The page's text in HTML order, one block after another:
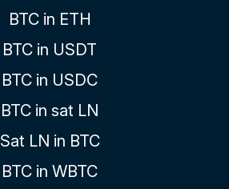
BTC in ETH
BTC in USDT
BTC in USDC
BTC in sat LN
Sat LN in BTC
BTC in WBTC